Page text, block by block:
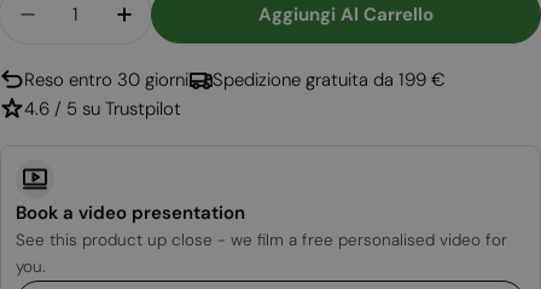
Diminuisci La Quantità Per Aflamo Elite 153 Cm
Aumenta La Quantità Per Aflamo Elite
Aggiungi Al Carrello
Reso entro 30 giorni
Spedizione gratuita da 199 €
4.6 / 5 su Trustpilot
Book a video presentation
See this product up close - we film a free personalised video for
you.